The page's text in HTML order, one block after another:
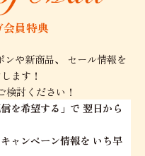
員特典
や新商品、
セール情報を
ます！
討ください！
を希望する」で 翌日から
ャンペーン情報を いち早